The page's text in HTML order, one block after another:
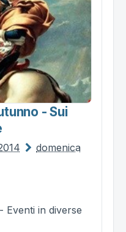
- Sui
domenica
Eventi in diverse